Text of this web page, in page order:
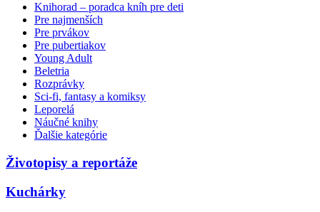
Knihorad – poradca kníh pre deti
Pre najmenších
Pre prvákov
Pre pubertiakov
Young Adult
Beletria
Rozprávky
Sci-fi, fantasy a komiksy
Leporelá
Náučné knihy
Ďalšie kategórie
Životopisy a reportáže
Kuchárky